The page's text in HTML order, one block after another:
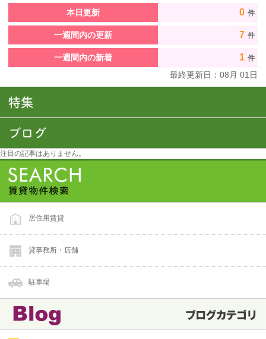
本日更新 0 件
一週間内の更新 7 件
一週間内の新着 1 件
最終更新日： 08 月 01 日
注目の記事はありません。
居住用賃貸
貸事務所・店舗
駐車場